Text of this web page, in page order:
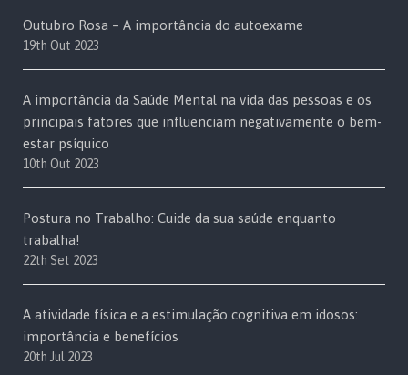
Outubro Rosa – A importância do autoexame
19th Out 2023
A importância da Saúde Mental na vida das pessoas e os
principais fatores que influenciam negativamente o bem-
estar psíquico
10th Out 2023
Postura no Trabalho: Cuide da sua saúde enquanto
trabalha!
22th Set 2023
A atividade física e a estimulação cognitiva em idosos:
importância e benefícios
20th Jul 2023